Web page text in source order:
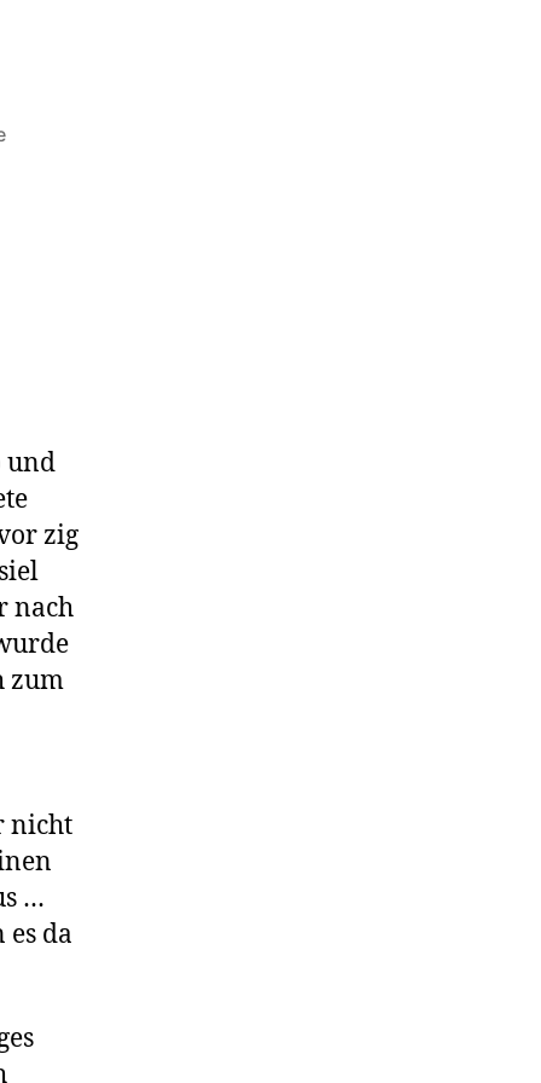
zu
und
zig
nach
zum
nicht
…
da